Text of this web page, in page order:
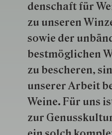
den­schaft für
zu unseren
so­wie der
best­mög­lich­en
zu besche­ren,
unserer Arbeit
Weine. Für uns
zur